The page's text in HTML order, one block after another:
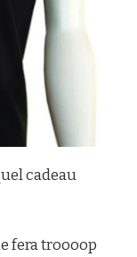
cadeau
fera troooop